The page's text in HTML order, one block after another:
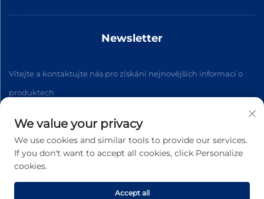
Newsletter
Vítejte a kontaktujte nás pro získání nejnovějších informací o
produktech
Přihlásit se k odběru
We value your privacy
We use cookies and similar tools to provide our services.
If you don't want to accept all cookies, click Personalize
cookies.
Accept all